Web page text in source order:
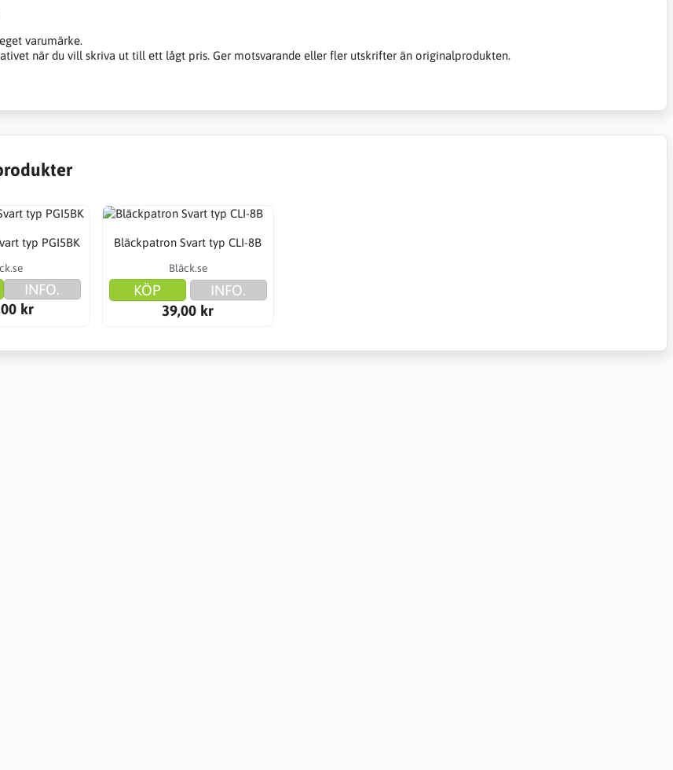
varumärke.
när du vill skriva ut till ett lågt pris. Ger motsvarande eller fler utskrifter än originalprodukten.
typ PGI5BK
INFO.
kr
Bläckpatron Svart typ CLI-8B
Bläck.se
KÖP
INFO.
39,00 kr